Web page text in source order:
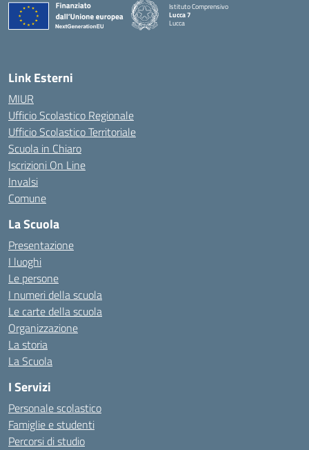
Istituto Comprensivo
Lucca 7
Lucca
Link Esterni
MIUR
Ufficio Scolastico Regionale
Ufficio Scolastico Territoriale
Scuola in Chiaro
Iscrizioni On Line
Invalsi
Comune
La Scuola
Presentazione
I luoghi
Le persone
I numeri della scuola
Le carte della scuola
Organizzazione
La storia
La Scuola
I Servizi
Personale scolastico
Famiglie e studenti
Percorsi di studio